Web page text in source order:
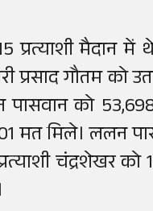
मैदान
प्रसाद गौतम को
को
मत मिले। ललन
चंद्रशेखर